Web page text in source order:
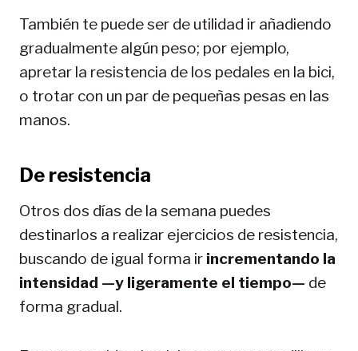
También te puede ser de utilidad ir añadiendo
gradualmente algún peso; por ejemplo,
apretar la resistencia de los pedales en la bici,
o trotar con un par de pequeñas pesas en las
manos.
De resistencia
Otros dos días de la semana puedes
destinarlos a realizar ejercicios de resistencia,
buscando de igual forma ir incrementando la
intensidad —y ligeramente el tiempo— de
forma gradual.